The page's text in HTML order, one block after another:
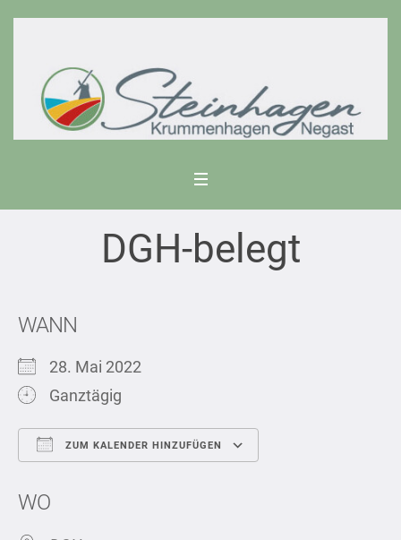
DGH-belegt
WANN
28. Mai 2022
Ganztägig
ZUM KALENDER HINZUFÜGEN
WO